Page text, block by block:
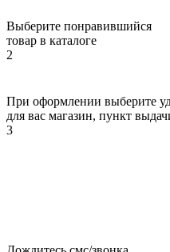
Выберите понравившийся
товар в каталоге
2
При оформлении выберите
для вас магазин, пункт
3